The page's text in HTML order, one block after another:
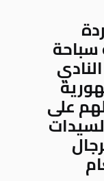
سباحة
على